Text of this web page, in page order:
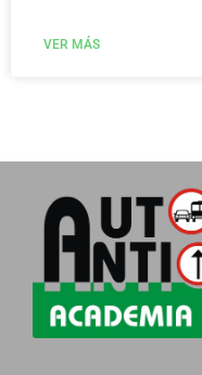
VER MÁS